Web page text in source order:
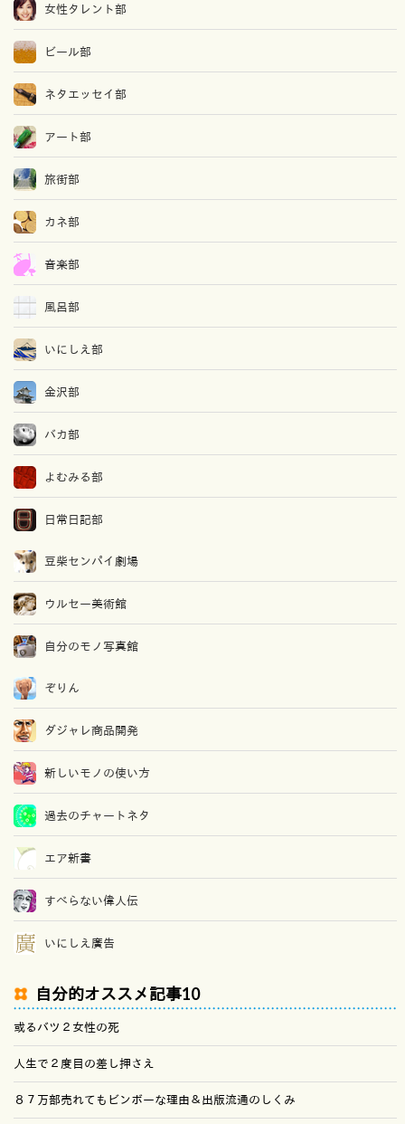
女性タレント部
ビール部
ネタエッセイ部
アート部
旅街部
カネ部
音楽部
風呂部
いにしえ部
金沢部
バカ部
よむみる部
日常日記部
豆柴センパイ劇場
ウルセー美術館
自分のモノ写真館
ぞりん
ダジャレ商品開発
新しいモノの使い方
過去のチャートネタ
エア新書
すべらない偉人伝
いにしえ廣告
自分的オススメ記事10
或るバツ２女性の死
人生で２度目の差し押さえ
８７万部売れてもビンボーな理由＆出版流通のしくみ